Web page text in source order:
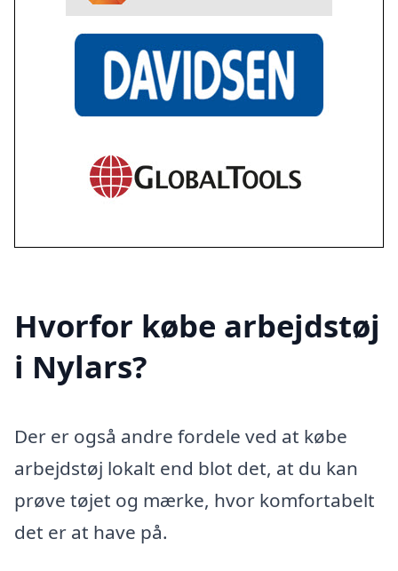
Hvorfor købe arbejdstøj
i Nylars?
Der er også andre fordele ved at købe
arbejdstøj lokalt end blot det, at du kan
prøve tøjet og mærke, hvor komfortabelt
det er at have på.